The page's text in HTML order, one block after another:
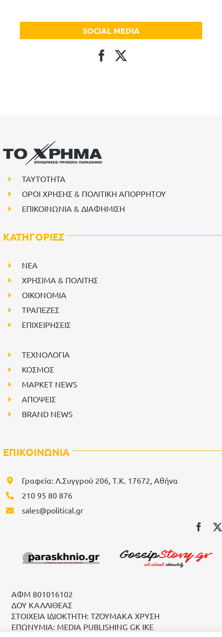
SOCIAL MEDIA
ΤΑΥΤΟΤΗΤΑ
ΟΡΟΙ ΧΡΗΣΗΣ & ΠΟΛΙΤΙΚΗ ΑΠΟΡΡΗΤΟΥ
ΕΠΙΚΟΙΝΩΝΙΑ & ΔΙΑΦΗΜΙΣΗ
ΚΑΤΗΓΟΡΙΕΣ
NEA
ΧΡΗΣΙΜΑ & ΠΟΛΙΤΗΣ
ΟΙΚΟΝΟΜΙΑ
ΤΡΑΠΕΖΕΣ
ΕΠΙΧΕΙΡΗΣΕΙΣ
ΤΕΧΝΟΛΟΓΙΑ
ΚΟΣΜΟΣ
ΜΑΡΚΕΤ NEWS
ΑΠΟΨΕΙΣ
BRAND NEWS
ΕΠΙΚΟΙΝΩΝΙΑ
Γραφεία: Λ.Συγγρού 206, Τ.Κ. 17672, Αθήνα
210 95 80 876
sales@political.gr
ΑΦΜ 801016102
ΔΟΥ ΚΑΛΛΙΘΕΑΣ
ΣΤΟΙΧΕΙΑ ΙΔΙΟΚΤΗΤΗ: ΤΖΟΥΜΑΚΑ ΧΡΥΣΗ
ΕΠΩΝΥΜΙΑ: MEDIA PUBLISHING GK IKE